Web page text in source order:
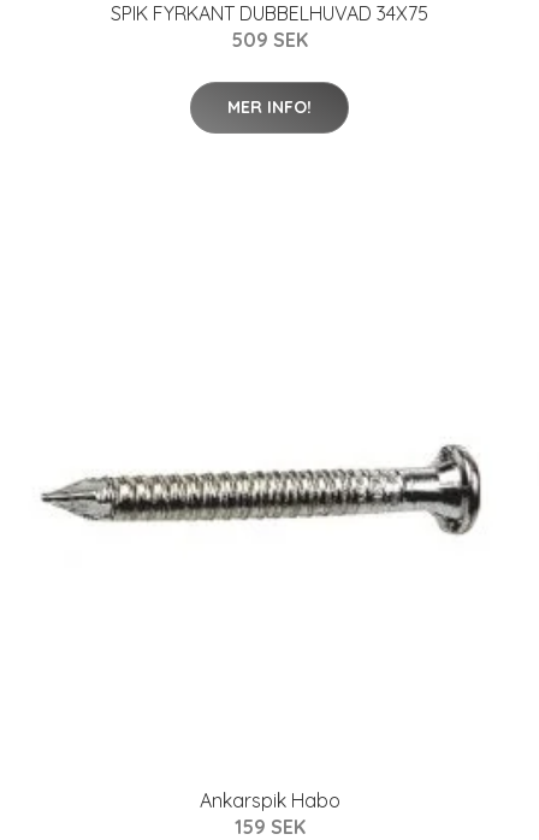
SPIK FYRKANT DUBBELHUVAD 34X75
509 SEK
MER INFO!
Ankarspik Habo
159 SEK